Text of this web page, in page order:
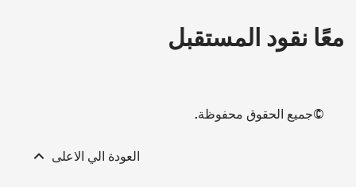
معًا نقود المستقبل
©جميع الحقوق محفوظة.
العودة الي الاعلى